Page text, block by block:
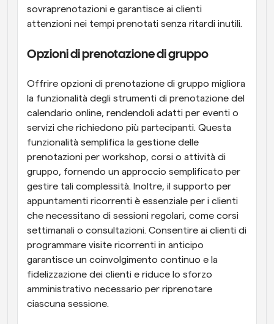
sovraprenotazioni e garantisce ai clienti
attenzioni nei tempi prenotati senza ritardi inutili.
Opzioni di prenotazione di gruppo
Offrire opzioni di prenotazione di gruppo migliora
la funzionalità degli strumenti di prenotazione del
calendario online, rendendoli adatti per eventi o
servizi che richiedono più partecipanti. Questa
funzionalità semplifica la gestione delle
prenotazioni per workshop, corsi o attività di
gruppo, fornendo un approccio semplificato per
gestire tali complessità. Inoltre, il supporto per
appuntamenti ricorrenti è essenziale per i clienti
che necessitano di sessioni regolari, come corsi
settimanali o consultazioni. Consentire ai clienti di
programmare visite ricorrenti in anticipo
garantisce un coinvolgimento continuo e la
fidelizzazione dei clienti e riduce lo sforzo
amministrativo necessario per riprenotare
ciascuna sessione.